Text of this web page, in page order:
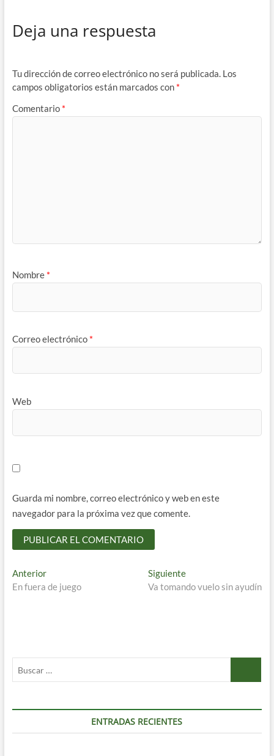
Deja una respuesta
Tu dirección de correo electrónico no será publicada. Los
campos obligatorios están marcados con *
Comentario *
Nombre *
Correo electrónico *
Web
Guarda mi nombre, correo electrónico y web en este
navegador para la próxima vez que comente.
Navegación
de
AnteriorEntrada
anterior:
En fuera de juego
SiguienteEntrada
siguiente:
Va tomando vuelo sin ayudín
ENTRADAS RECIENTES